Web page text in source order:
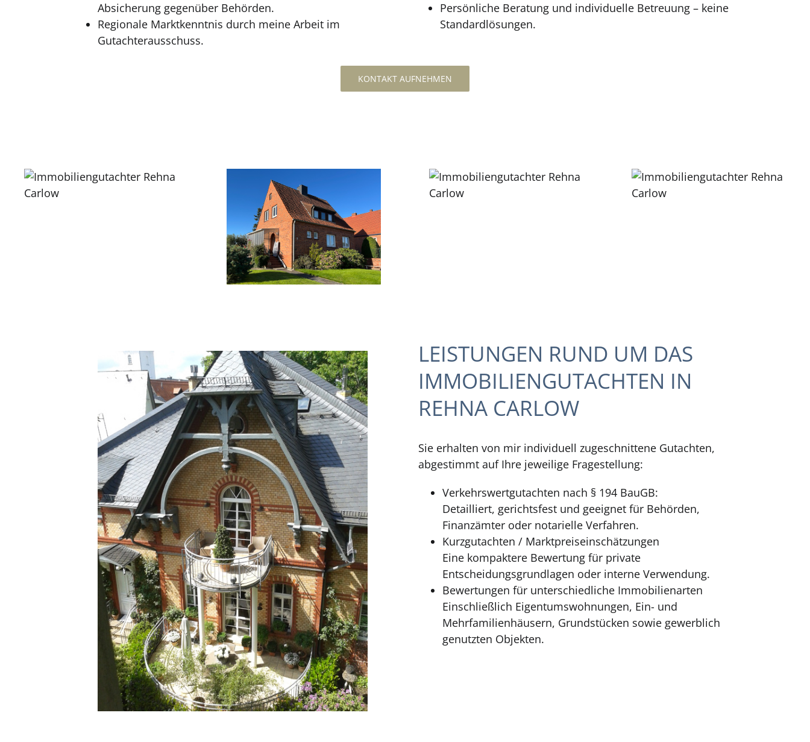
Absicherung gegenüber Behörden.
Regionale Marktkenntnis durch meine Arbeit im
Gutachterausschuss.
Persönliche Beratung und individuelle Betreuung – keine
Standardlösungen.
KONTAKT AUFNEHMEN
LEISTUNGEN RUND UM DAS
IMMOBILIENGUTACHTEN IN
REHNA CARLOW
Sie erhalten von mir individuell zugeschnittene Gutachten,
abgestimmt auf Ihre jeweilige Fragestellung:
Verkehrswertgutachten nach § 194 BauGB:
Detailliert, gerichtsfest und geeignet für Behörden,
Finanzämter oder notarielle Verfahren.
Kurzgutachten / Marktpreiseinschätzungen
Eine kompaktere Bewertung für private
Entscheidungsgrundlagen oder interne Verwendung.
Bewertungen für unterschiedliche Immobilienarten
Einschließlich Eigentumswohnungen, Ein- und
Mehrfamilienhäusern, Grundstücken sowie gewerblich
genutzten Objekten.